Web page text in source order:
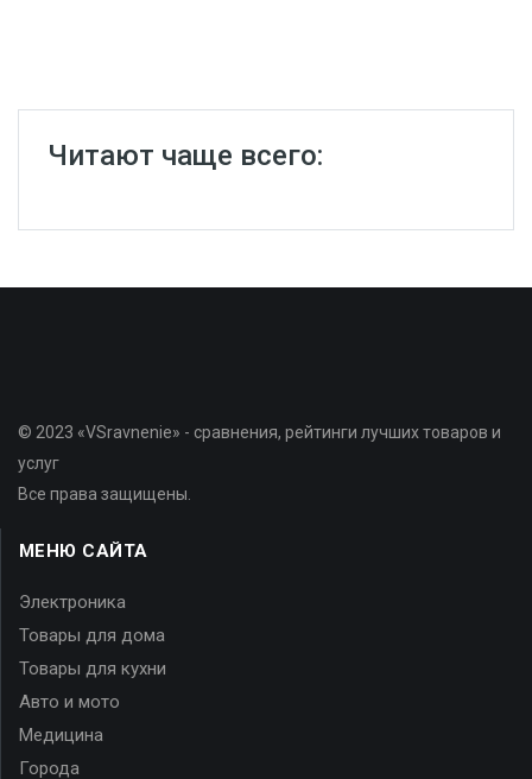
Читают чаще всего:
© 2023 «VSravnenie» - сравнения, рейтинги лучших товаров и
услуг
Все права защищены.
МЕНЮ САЙТА
Электроника
Товары для дома
Товары для кухни
Авто и мото
Медицина
Города